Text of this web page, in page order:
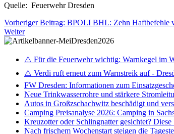
Quelle: Feuerwehr Dresden
Vorheriger Beitrag: BPOLI BHL: Zehn Haftbefehle
Weiter
⚠️ Für die Feuerwehr wichtig: Warnkegel im
⚠️ Verdi ruft erneut zum Warnstreik auf -
FW Dresden: Informationen zum
Neue Trinkwasserrohre und stärkere
Autos in Großzschachwitz beschädigt und
Camping Preisanalyse 2026: Camping in
Kreuzotter oder Schlingnatter gesichtet?
Nach frischem Wochenstart steigen die